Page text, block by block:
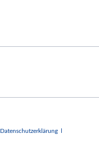
Datenschutzerklärung